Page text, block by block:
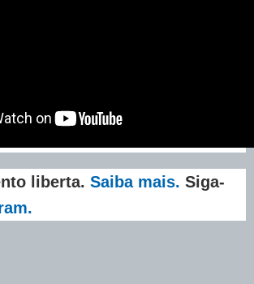
liberta. Saiba mais. Siga-